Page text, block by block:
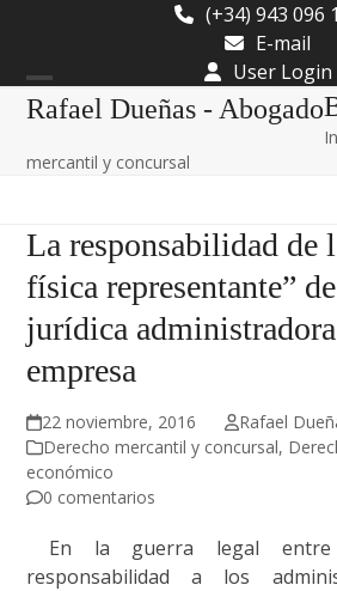
content
(+34) 943 096
E-mail
User Login
Rafael Dueñas - Abogado
Open
Close
mercantil y concursal
La responsabilidad de
física representante”
jurídica
empresa
22 noviembre, 2016
Rafael
Derecho mercantil y concursal,
económico
0 comentarios
En la guerra legal
responsabilidad a los